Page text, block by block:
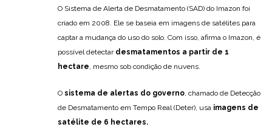
O Sistema de Alerta de Desmatamento (SAD) do Imazon foi
criado em 2008. Ele se baseia em imagens de satélites para
captar a mudança do uso do solo. Com isso, afirma o Imazon, é
possível detectar desmatamentos a partir de 1
hectare, mesmo sob condição de nuvens.
O sistema de alertas do governo, chamado de Detecção
de Desmatamento em Tempo Real (Deter), usa imagens de
satélite de 6 hectares.